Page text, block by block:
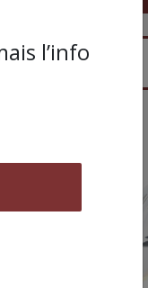
l’info